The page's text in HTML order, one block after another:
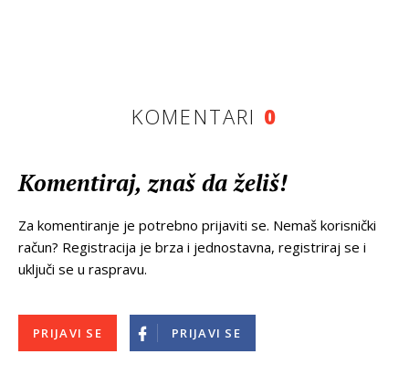
KOMENTARI 0
Komentiraj, znaš da želiš!
Za komentiranje je potrebno prijaviti se. Nemaš korisnički
račun? Registracija je brza i jednostavna, registriraj se i
uključi se u raspravu.
PRIJAVI SE PRIJAVI SE